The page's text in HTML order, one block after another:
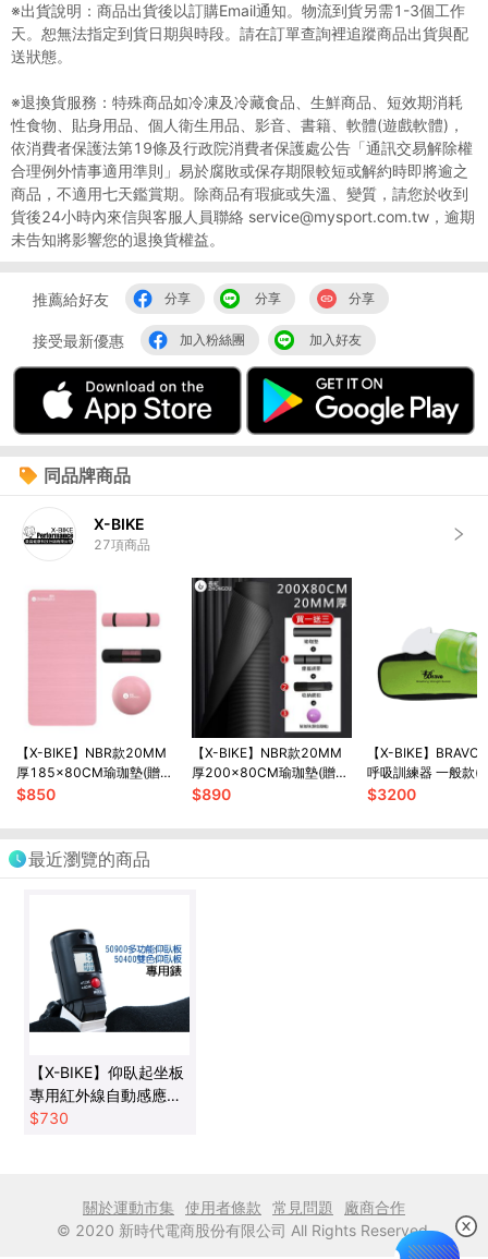
※出貨說明：商品出貨後以訂購Email通知。物流到貨另需1-3個工作
天。恕無法指定到貨日期與時段。請在訂單查詢裡追蹤商品出貨與配
送狀態。
※退換貨服務：特殊商品如冷凍及冷藏食品、生鮮商品、短效期消耗
性食物、貼身用品、個人衛生用品、影音、書籍、軟體(遊戲軟體)，
依消費者保護法第19條及行政院消費者保護處公告「通訊交易解除權
合理例外情事適用準則」易於腐敗或保存期限較短或解約時即將逾之
商品，不適用七天鑑賞期。除商品有瑕疵或失溫、變質，請您於收到
貨後24小時內來信與客服人員聯絡 service@mysport.com.tw，逾期
未告知將影響您的退換貨權益。
推薦給好友 分享 分享 分享
接受最新優惠 加入粉絲團 加入好友
同品牌商品
X-BIKE
27項商品
【X-BIKE】NBR款20MM
厚185x80CM瑜珈墊(贈綁
帶、背袋、皮拉提斯
$850
【X-BIKE】NBR款20MM
厚200x80CM瑜珈墊(贈綁
帶、背袋、皮拉提斯
$890
【X-BIKE】BRAVO
呼吸訓練器 一般款(
血氧增加機制
$3200
最近瀏覽的商品
【X-BIKE】仰臥起坐板
專用紅外線自動感應計
數器
$730
關於運動市集 使用者條款 常見問題
廠商合作
© 2020 新時代電商股份有限公司 All Rights Reserved.